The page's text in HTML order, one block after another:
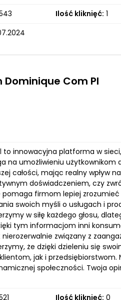
Ilość kliknięć: 1
Com Pl
to innowacyjna platforma w
na umożliwieniu
całości, mając realny wpływ
doświadczeniem, czy
firmom lepiej
swoich myśli o usługach i
w siłę każdego głosu,
tym informacjom inni
nierozerwalnie związany z
że dzięki dzieleniu się
jak i
społeczności. Twoja
Ilość kliknięć: 0